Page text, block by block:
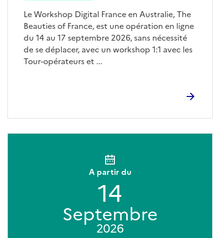
Le Workshop Digital France en Australie, The
Beauties of France, est une opération en ligne
du 14 au 17 septembre 2026, sans nécessité
de se déplacer, avec un workshop 1:1 avec les
Tour-opérateurs et ...
A partir du
14
Septembre
2026